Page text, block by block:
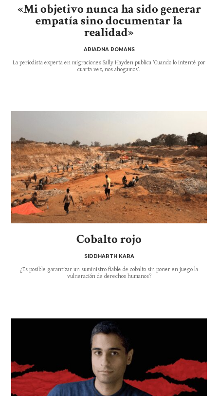
«Mi objetivo nunca ha sido generar
empatía sino documentar la
realidad»
ARIADNA ROMANS
La periodista experta en migraciones Sally Hayden publica ‘Cuando lo intenté por
cuarta vez, nos ahogamos’.
Cobalto rojo
SIDDHARTH KARA
¿Es posible garantizar un suministro fiable de cobalto sin poner en juego la
vulneración de derechos humanos?